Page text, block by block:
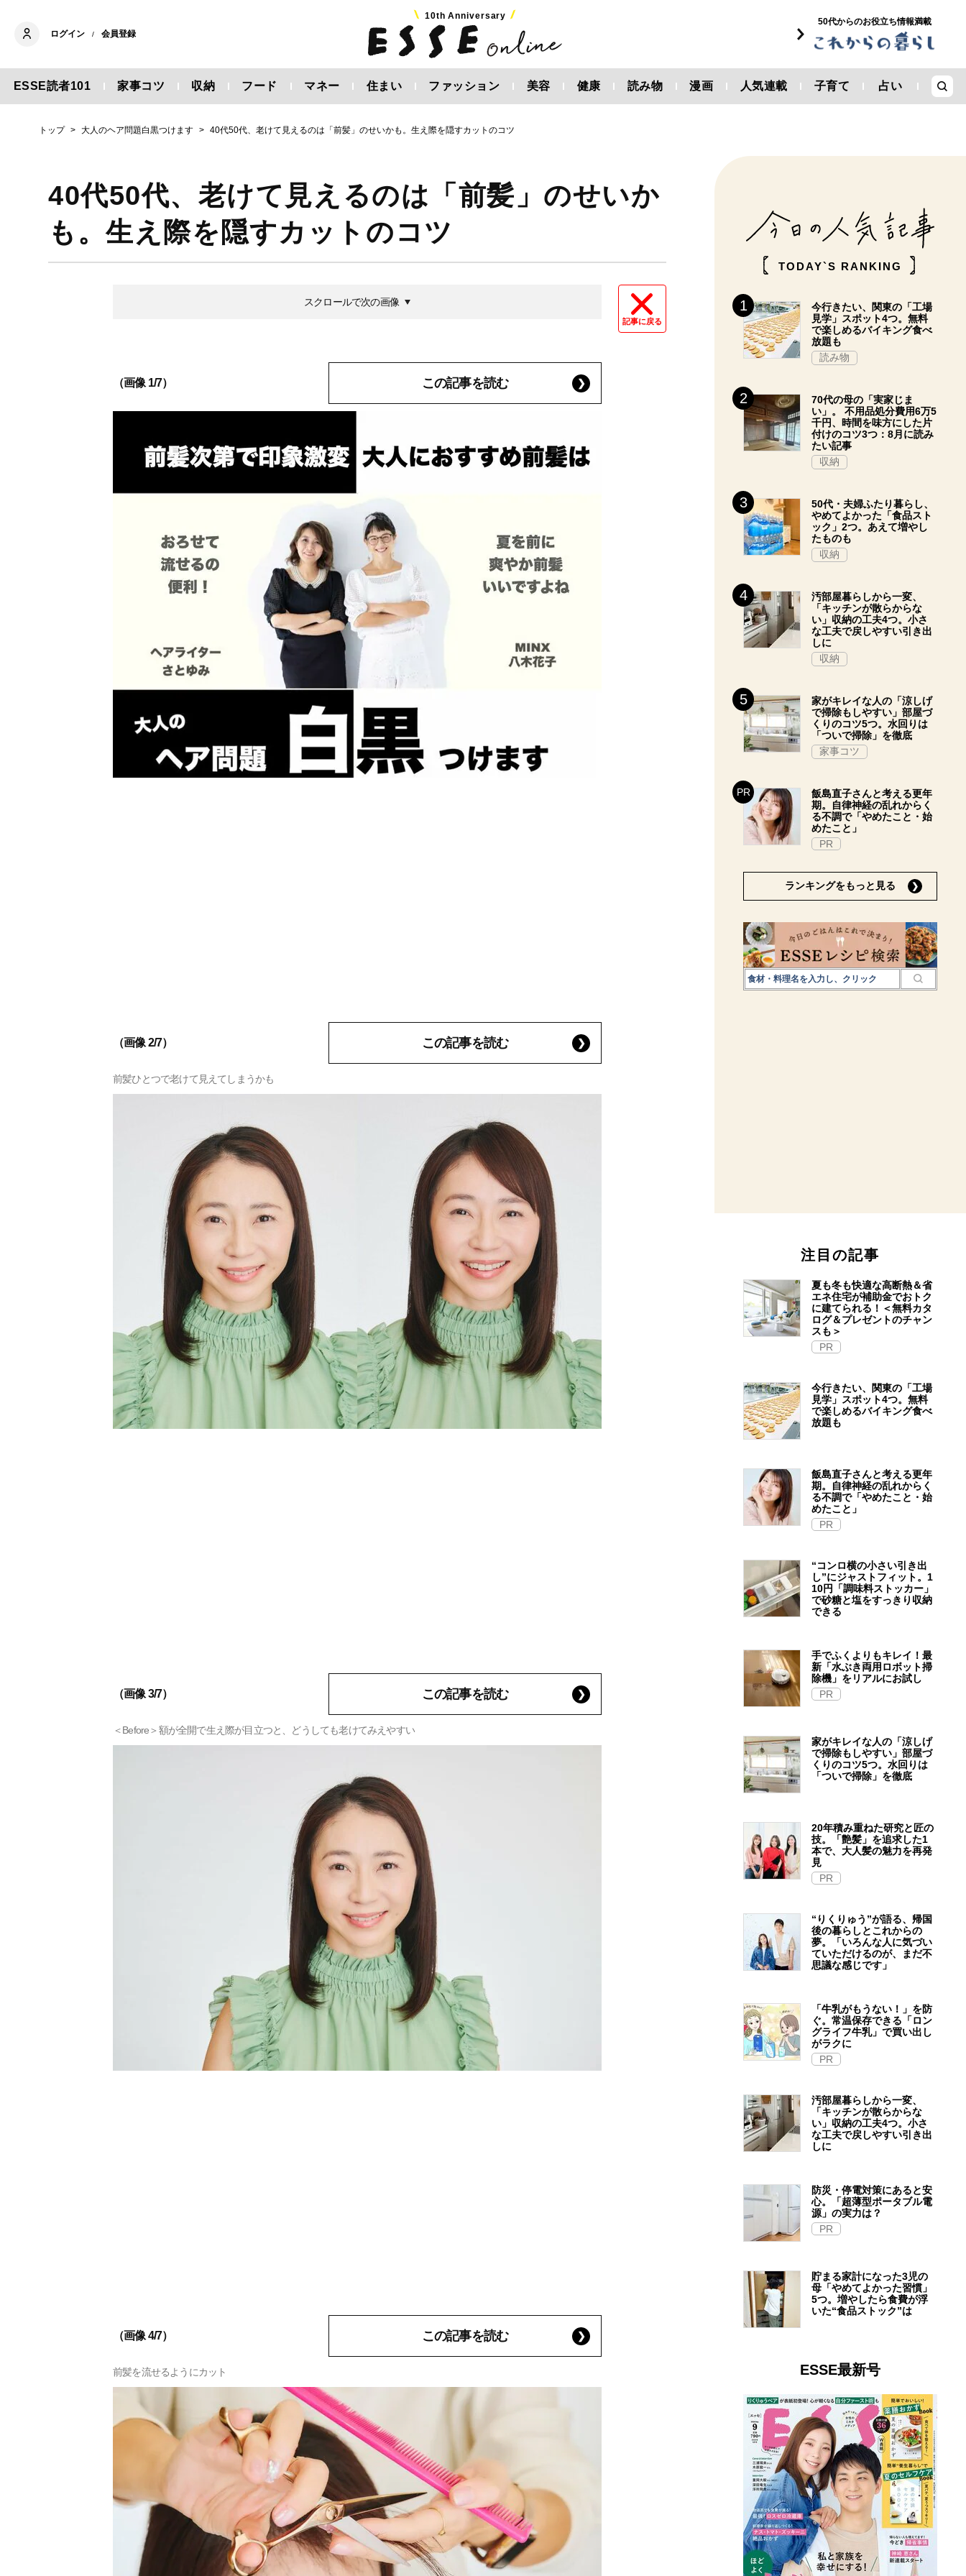
ログイン / 会員登録
10th Anniversary
50代からのお役立ち情報満載
ESSE読者101 家事コツ 収納 フード マネー 住まい ファッション 美容 健康 読み物 漫画 人気連載 子育て 占い
トップ 大人のヘア問題白黒つけます 40代50代、老けて見えるのは「前髪」のせいかも。生え際を隠すカットのコツ
40代50代、老けて見えるのは「前髪」のせいか
も。生え際を隠すカットのコツ
記事に戻る
スクロールで次の画像
（画像 1/7） この記事を読む
（画像 2/7） この記事を読む
前髪ひとつで老けて見えてしまうかも
（画像 3/7） この記事を読む
＜Before＞額が全開で生え際が目立つと、どうしても老けてみえやすい
（画像 4/7） この記事を読む
前髪を流せるようにカット
TODAY`S RANKING
今行きたい、関東の「工場
見学」スポット4つ。無料
で楽しめるバイキング食べ
放題も
読み物
70代の母の「実家じま
い」。 不用品処分費用6万5
千円、時間を味方にした片
付けのコツ3つ：8月に読み
たい記事
収納
50代・夫婦ふたり暮らし、
やめてよかった「食品スト
ック」2つ。あえて増やし
たものも
収納
汚部屋暮らしから一変、
「キッチンが散らからな
い」収納の工夫4つ。小さ
な工夫で戻しやすい引き出
しに
収納
家がキレイな人の「涼しげ
で掃除もしやすい」部屋づ
くりのコツ5つ。水回りは
「ついで掃除」を徹底
家事コツ
飯島直子さんと考える更年
期。自律神経の乱れからく
る不調で「やめたこと・始
めたこと」
PR
ランキングをもっと見る
注目の記事
夏も冬も快適な高断熱＆省
エネ住宅が補助金でおトク
に建てられる！＜無料カタ
ログ＆プレゼントのチャン
スも＞
PR
今行きたい、関東の「工場
見学」スポット4つ。無料
で楽しめるバイキング食べ
放題も
飯島直子さんと考える更年
期。自律神経の乱れからく
る不調で「やめたこと・始
めたこと」
PR
“コンロ横の小さい引き出
し”にジャストフィット。1
10円「調味料ストッカー」
で砂糖と塩をすっきり収納
できる
手でふくよりもキレイ！最
新「水ぶき両用ロボット掃
除機」をリアルにお試し
PR
家がキレイな人の「涼しげ
で掃除もしやすい」部屋づ
くりのコツ5つ。水回りは
「ついで掃除」を徹底
20年積み重ねた研究と匠の
技。「艶髪」を追求した1
本で、大人髪の魅力を再発
見
PR
“りくりゅう”が語る、帰国
後の暮らしとこれからの
夢。「いろんな人に気づい
ていただけるのが、まだ不
思議な感じです」
「牛乳がもうない！」を防
ぐ。常温保存できる「ロン
グライフ牛乳」で買い出し
がラクに
PR
汚部屋暮らしから一変、
「キッチンが散らからな
い」収納の工夫4つ。小さ
な工夫で戻しやすい引き出
しに
防災・停電対策にあると安
心。「超薄型ポータブル電
源」の実力は？​
PR
貯まる家計になった3児の
母「やめてよかった習慣」
5つ。増やしたら食費が浮
いた“食品ストック”は
ESSE最新号